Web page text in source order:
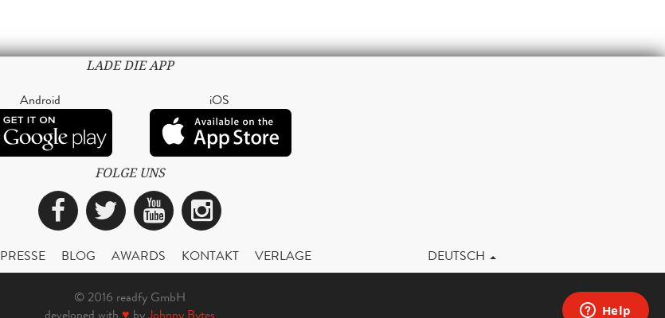
LADE DIE APP
Android iOS
FOLGE UNS
Facebook
TwitterYouTubeInstagram
PRESSE BLOG AWARDS KONTAKT VERLAGE DEUTSCH
© 2016 readfy GmbH